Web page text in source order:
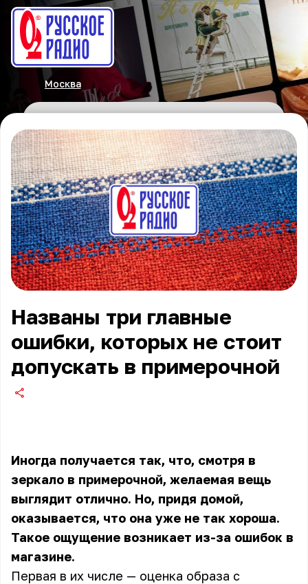
Москва
Названы три главные
ошибки, которых не стоит
допускать в примерочной
Иногда получается так, что, смотря в
зеркало в примерочной, желаемая вещь
выглядит отлично. Но, придя домой,
оказывается, что она уже не так хороша.
Такое ощущение возникает из-за ошибок в
магазине.
Первая в их числе — оценка образа с